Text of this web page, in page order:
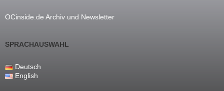
OCinside.de Archiv und Newsletter
SPRACHAUSWAHL
Deutsch
English